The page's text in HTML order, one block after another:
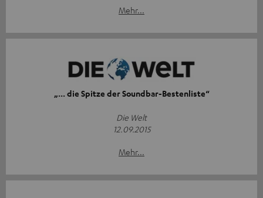
Mehr...
„... die Spitze der Soundbar-Bestenliste“
Die Welt
12.09.2015
Mehr...